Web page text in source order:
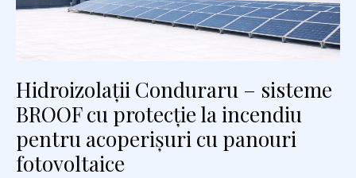
Hidroizolații Conduraru – sisteme
BROOF cu protecție la incendiu
pentru acoperișuri cu panouri
fotovoltaice